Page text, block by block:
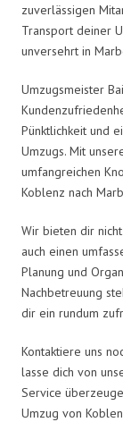
zuverlässigen
Transport deiner
unversehrt in
Umzugsmeister
Pünktlichkeit und
Umzugs. Mit
umfangreichen
Koblenz nach
Wir bieten dir
auch einen
Planung und
Nachbetreuung
dir ein rundum
Kontaktiere uns
lasse dich von
Service
Umzug von